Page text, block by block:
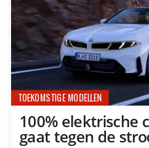
TOEKOMSTIGE MODELLEN
100% elektrische
gaat tegen de